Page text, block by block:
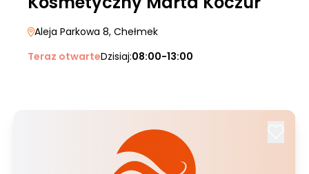
Aleja Parkowa 8, Chełmek
Teraz otwarteDzisiaj:08:00-13:00